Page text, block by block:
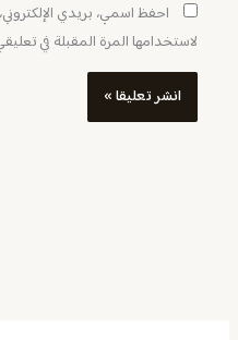
احفظ اسمي، بريدي
لاستخدامها المرة المقبلة في